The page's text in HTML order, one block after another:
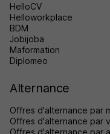
HelloCV
Helloworkplace
BDM
Jobijoba
Maformation
Diplomeo
Alternance
Offres d'alternance par
Offres d'alternance par